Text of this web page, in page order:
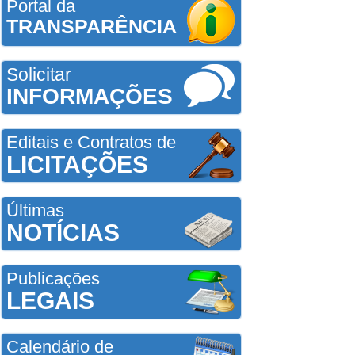
Portal da
TRANSPARÊNCIA
Solicitar
INFORMAÇÕES
Editais e Contratos de
LICITAÇÕES
Últimas
NOTÍCIAS
Publicações
LEGAIS
Calendário de